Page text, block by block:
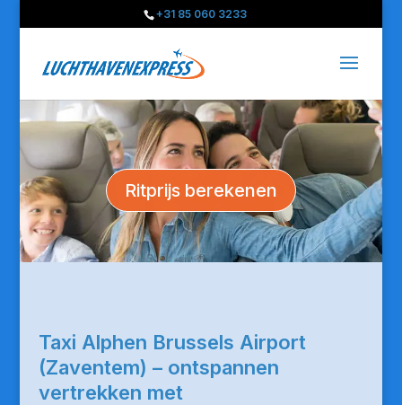
+31 85 060 3233
Ritprijs berekenen
Taxi Alphen Brussels Airport
(Zaventem) – ontspannen
vertrekken met